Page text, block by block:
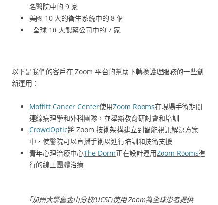
名醫院中的 9 家
美國 10 大的衛生系統中的 8 個
全球 10 大製藥公司中的 7 家
以下是我們的客戶在 Zoom 平台的幫助下轉換護理服務的一些創
新運用：
Moffitt Cancer Center使用Zoom Rooms在現場手術期間
連線病理學和外科團隊，並舉辦教育研討會和培訓
CrowdOptic將 Zoom 技術架構建立到智能視訊解決方案
中，使醫院可以直播手術以進行培訓和技術支援
青年心理治療中心The Dorm正在設計運用Zoom Rooms進
行的線上團體治療
「加州大學舊金山分校(UCSF)使用 Zoom為全球患者提供